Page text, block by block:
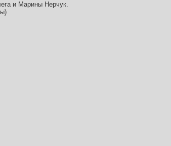
и Марины Нерчук.